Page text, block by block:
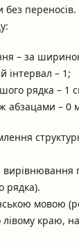
переносів.
– за
інтервал – 1;
рядка – 1
абзацами – 0
вирівнювання
рядка).
мовою
лівому краю,